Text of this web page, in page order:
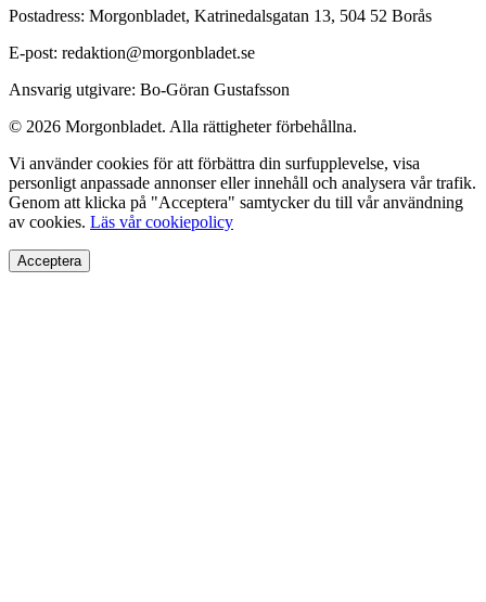
Postadress: Morgonbladet, Katrinedalsgatan 13, 504 52 Borås
E-post: redaktion@morgonbladet.se
Ansvarig utgivare: Bo-Göran Gustafsson
© 2026 Morgonbladet. Alla rättigheter förbehållna.
Vi använder cookies för att förbättra din surfupplevelse, visa
personligt anpassade annonser eller innehåll och analysera vår trafik.
Genom att klicka på "Acceptera" samtycker du till vår användning
av cookies. Läs vår cookiepolicy
Acceptera